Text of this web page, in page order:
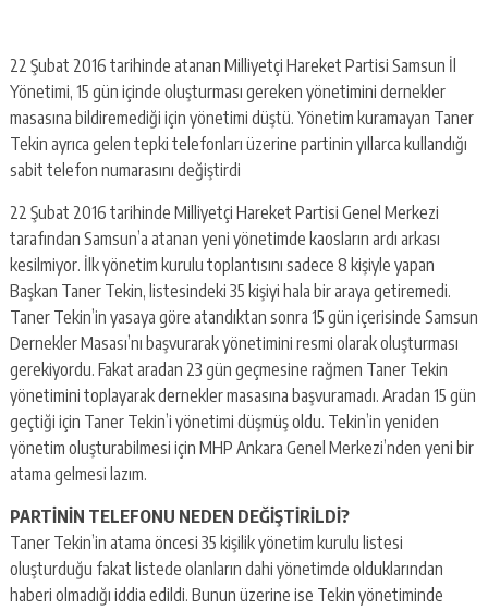
22 Şubat 2016 tarihinde atanan Milliyetçi Hareket Partisi Samsun İl
Yönetimi, 15 gün içinde oluşturması gereken yönetimini dernekler
masasına bildiremediği için yönetimi düştü. Yönetim kuramayan Taner
Tekin ayrıca gelen tepki telefonları üzerine partinin yıllarca kullandığı
sabit telefon numarasını değiştirdi
22 Şubat 2016 tarihinde Milliyetçi Hareket Partisi Genel Merkezi
tarafından Samsun’a atanan yeni yönetimde kaosların ardı arkası
kesilmiyor. İlk yönetim kurulu toplantısını sadece 8 kişiyle yapan
Başkan Taner Tekin, listesindeki 35 kişiyi hala bir araya getiremedi.
Taner Tekin’in yasaya göre atandıktan sonra 15 gün içerisinde Samsun
Dernekler Masası’nı başvurarak yönetimini resmi olarak oluşturması
gerekiyordu. Fakat aradan 23 gün geçmesine rağmen Taner Tekin
yönetimini toplayarak dernekler masasına başvuramadı. Aradan 15 gün
geçtiği için Taner Tekin’i yönetimi düşmüş oldu. Tekin’in yeniden
yönetim oluşturabilmesi için MHP Ankara Genel Merkezi’nden yeni bir
atama gelmesi lazım.
PARTİNİN TELEFONU NEDEN DEĞİŞTİRİLDİ?
Taner Tekin’in atama öncesi 35 kişilik yönetim kurulu listesi
oluşturduğu fakat listede olanların dahi yönetimde olduklarından
haberi olmadığı iddia edildi. Bunun üzerine ise Tekin yönetiminde